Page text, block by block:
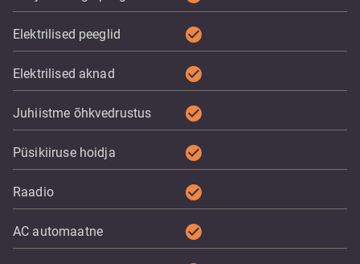
Elektrilised peeglid check_circle
Elektrilised aknad check_circle
Juhiistme õhkvedrustus check_circle
Püsikiiruse hoidja check_circle
Raadio check_circle
AC automaatne check_circle